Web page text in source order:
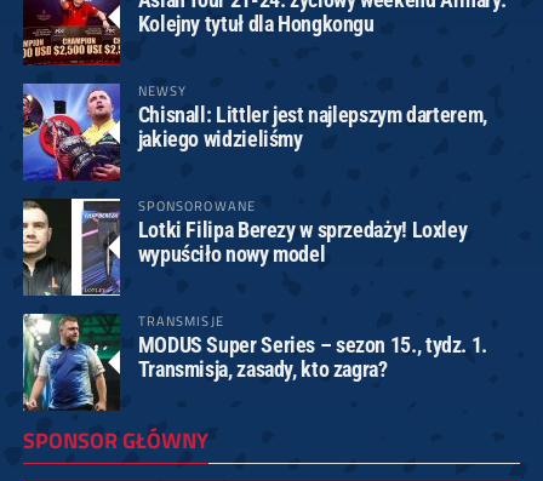
Kolejny tytuł dla Hongkongu
NEWSY
Chisnall: Littler jest najlepszym darterem,
jakiego widzieliśmy
SPONSOROWANE
Lotki Filipa Berezy w sprzedaży! Loxley
wypuściło nowy model
TRANSMISJE
MODUS Super Series – sezon 15., tydz. 1.
Transmisja, zasady, kto zagra?
SPONSOR GŁÓWNY